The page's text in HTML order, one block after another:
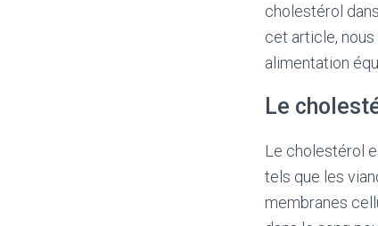
cholestérol
cet article,
alimentation
Le
Le cholestérol
tels que les
membranes